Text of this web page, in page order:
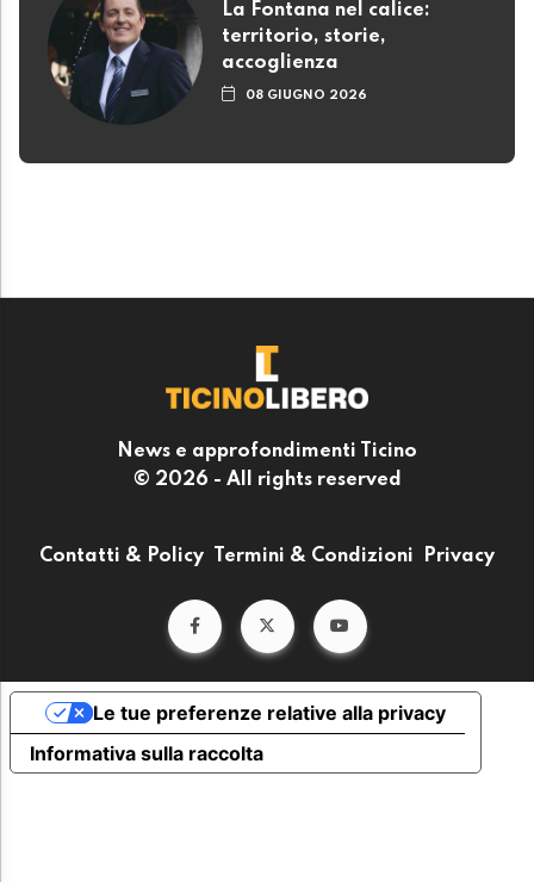
La Fontana nel calice:
territorio, storie,
accoglienza
08 GIUGNO 2026
News e approfondimenti Ticino
© 2026 - All rights reserved
Contatti & Policy Termini & Condizioni Privacy
Informativa sulla raccolta
Le tue preferenze relative alla privacy